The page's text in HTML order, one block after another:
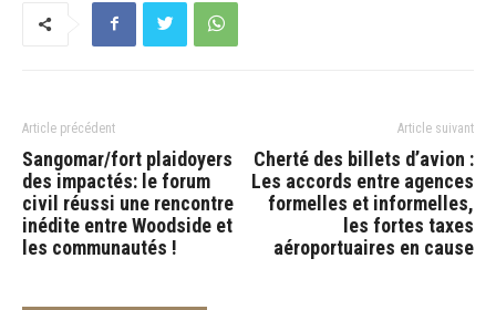
Article précédent
Sangomar/fort plaidoyers
des impactés: le forum
civil réussi une rencontre
inédite entre Woodside et
les communautés !
Article suivant
Cherté des billets d’avion :
Les accords entre agences
formelles et informelles,
les fortes taxes
aéroportuaires en cause